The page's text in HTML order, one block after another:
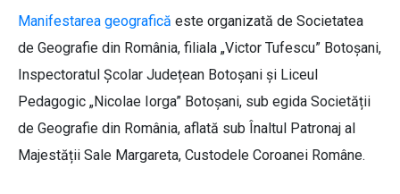
Manifestarea geografică este organizată de Societatea
de Geografie din România, filiala „Victor Tufescu” Botoșani,
Inspectoratul Școlar Județean Botoșani și Liceul
Pedagogic „Nicolae Iorga” Botoșani, sub egida Societății
de Geografie din România, aflată sub Înaltul Patronaj al
Majestății Sale Margareta, Custodele Coroanei Române.